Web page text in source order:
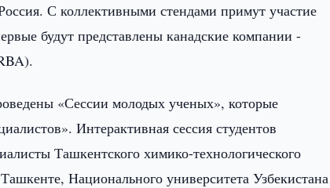
С коллективными стендами примут участие
будут представлены канадские компании -
«Сессии молодых ученых», которые
Интерактивная сессия студентов
Ташкентского химико-технологического
Национального университета Узбекистана